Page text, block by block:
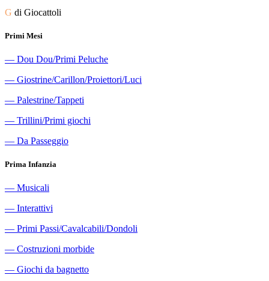
G di Giocattoli
Primi Mesi
― Dou Dou/Primi Peluche
― Giostrine/Carillon/Proiettori/Luci
― Palestrine/Tappeti
― Trillini/Primi giochi
― Da Passeggio
Prima Infanzia
― Musicali
― Interattivi
― Primi Passi/Cavalcabili/Dondoli
― Costruzioni morbide
― Giochi da bagnetto